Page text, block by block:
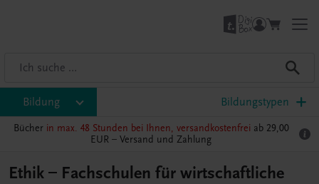
Bildung Bildungstypen
Bücher in max. 48 Stunden bei Ihnen, versandkostenfrei ab 29,00
EUR – Versand und Zahlung
Ethik – Fachschulen für wirtschaftliche